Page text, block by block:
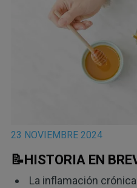
23 NOVIEMBRE 2024
📝HISTORIA EN
La inflamación